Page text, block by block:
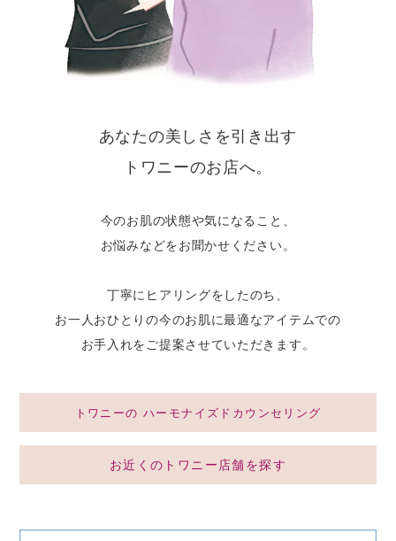
あなたの美しさを引き出す
トワニーのお店へ。
今のお肌の状態や気になること、
お悩みなどをお聞かせください。
丁寧にヒアリングをしたのち、
お一人おひとりの今のお肌に最適なアイテムでの
お手入れをご提案させていただきます。
トワニーの ハーモナイズドカウンセリング
お近くのトワニー店舗を探す